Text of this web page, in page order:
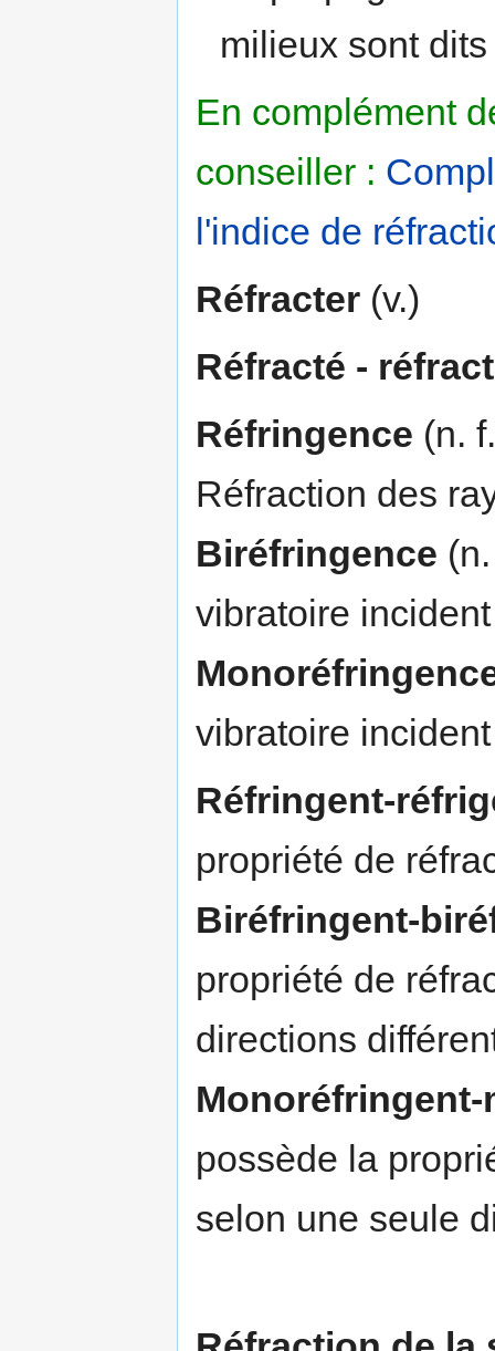
milieux sont
En complément
conseiller :
l'indice de
Réfracter (v.)
Réfracté -
Réfringence (n.
Réfraction des
Biréfringence
vibratoire
vibratoire
Réfringent-
propriété de
Biréfringent-
propriété de
directions
possède la
selon une seule